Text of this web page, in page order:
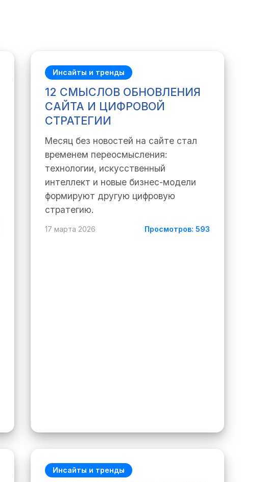
Инсайты и тренды
12 СМЫСЛОВ ОБНОВЛЕНИЯ
САЙТА И ЦИФРОВОЙ
СТРАТЕГИИ
Месяц без новостей на сайте стал
временем переосмысления:
технологии, искусственный
интеллект и новые бизнес-модели
формируют другую цифровую
стратегию.
17 марта 2026 Просмотров: 593
Инсайты и тренды